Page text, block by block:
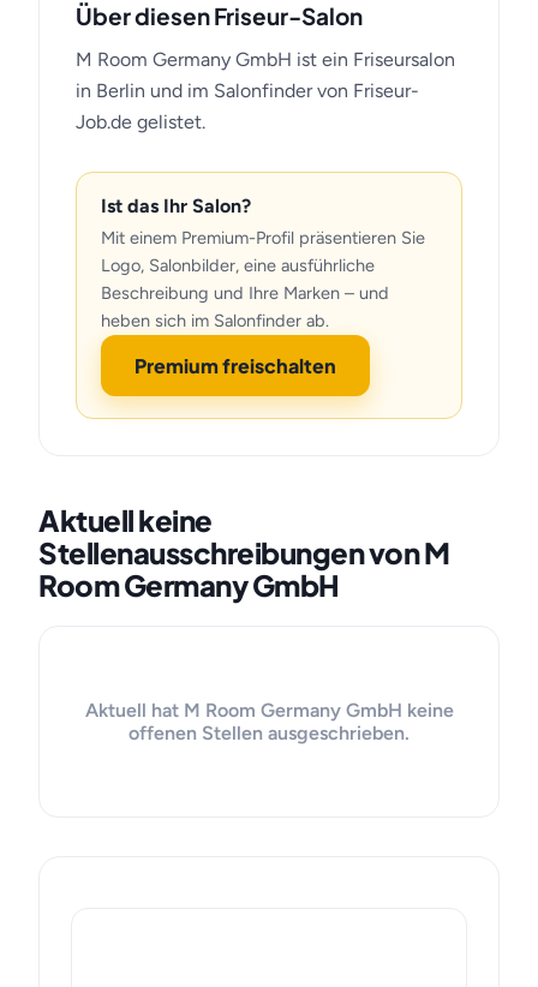
Über diesen Friseur-Salon
M Room Germany GmbH ist ein Friseursalon
in Berlin und im Salonfinder von Friseur-
Job.de gelistet.
Ist das Ihr Salon?
Mit einem Premium-Profil präsentieren Sie
Logo, Salonbilder, eine ausführliche
Beschreibung und Ihre Marken – und
heben sich im Salonfinder ab.
Premium freischalten
Aktuell keine
Stellenausschreibungen von M
Room Germany GmbH
Aktuell hat M Room Germany GmbH keine
offenen Stellen ausgeschrieben.